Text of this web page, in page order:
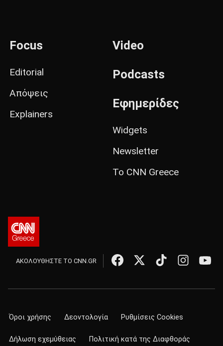
Focus
Editorial
Απόψεις
Explainers
Video
Podcasts
Εφημερίδες
Widgets
Newsletter
Το CNN Greece
ΑΚΟΛΟΥΘΗΣΤΕ ΤΟ CNN.GR
Όροι χρήσης Δεοντολογία Ρυθμίσεις Cookies
Δήλωση εχεμύθειας Πολιτική κατά της Διαφθοράς